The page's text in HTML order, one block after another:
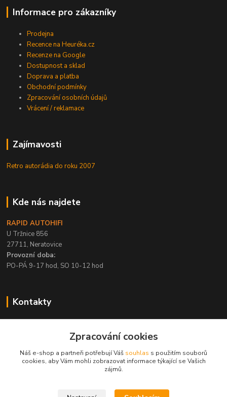
Informace pro zákazníky
Prodejna
Recence na Heuréka.cz
Recenze na Google
Dostupnost a sklad
Doprava a platba
Obchodní podmínky
Zpracování osobních údajů
Vrácení / reklamace
Zajímavosti
Retro autorádia do roku 2007
Kde nás najdete
RAPID AUTOHIFI
U Tržnice 856
27711, Neratovice
Provozní doba:
PO-PÁ 9-17 hod, SO 10-12 hod
Kontakty
PO-PÁ / 9-17 hod, SO 10-12 hod
info@rapid-autohifi.com
Zpracování cookies
Náš e-shop a partneři potřebují Váš souhlas s použitím souborů
cookies, aby Vám mohli zobrazovat informace týkající se Vašich
zájmů.